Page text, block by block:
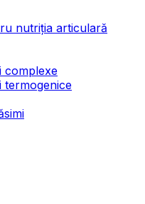
nutriția articulară
complexe
termogenice